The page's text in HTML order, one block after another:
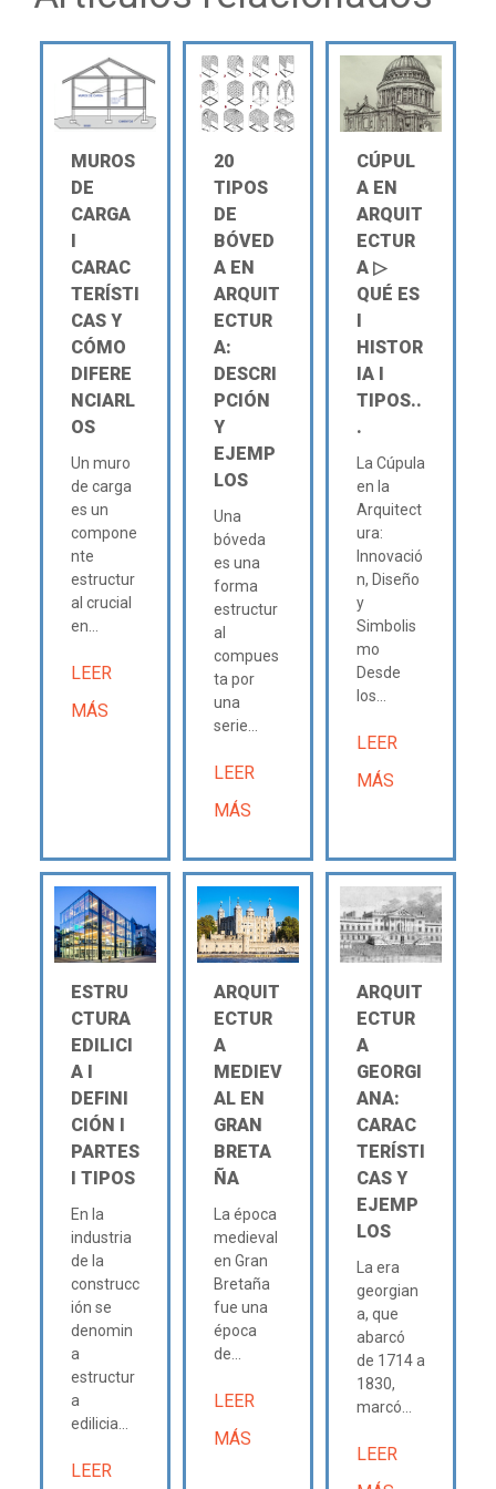
MUROS
DE
CARGA
Ι
CARAC
TERÍSTI
CAS Y
CÓMO
DIFERE
NCIARL
OS
Un muro
de carga
es un
compone
nte
estructur
al crucial
en...
LEER
MÁS
20
TIPOS
DE
BÓVED
A EN
ARQUIT
ECTUR
A:
DESCRI
PCIÓN
Y
EJEMP
LOS
Una
bóveda
es una
forma
estructur
al
compues
ta por
una
serie...
LEER
MÁS
CÚPUL
A EN
ARQUIT
ECTUR
A ▷
QUÉ ES
Ι
HISTOR
IA Ι
TIPOS..
.
La Cúpula
en la
Arquitect
ura:
Innovació
n, Diseño
y
Simbolis
mo
Desde
los...
LEER
MÁS
ESTRU
CTURA
EDILICI
A Ι
DEFINI
CIÓN Ι
PARTES
Ι TIPOS
En la
industria
de la
construcc
ión se
denomin
a
estructur
a
edilicia...
LEER
ARQUIT
ECTUR
A
MEDIEV
AL EN
GRAN
BRETA
ÑA
La época
medieval
en Gran
Bretaña
fue una
época
de...
LEER
MÁS
ARQUIT
ECTUR
A
GEORGI
ANA:
CARAC
TERÍSTI
CAS Y
EJEMP
LOS
La era
georgian
a, que
abarcó
de 1714 a
1830,
marcó...
LEER